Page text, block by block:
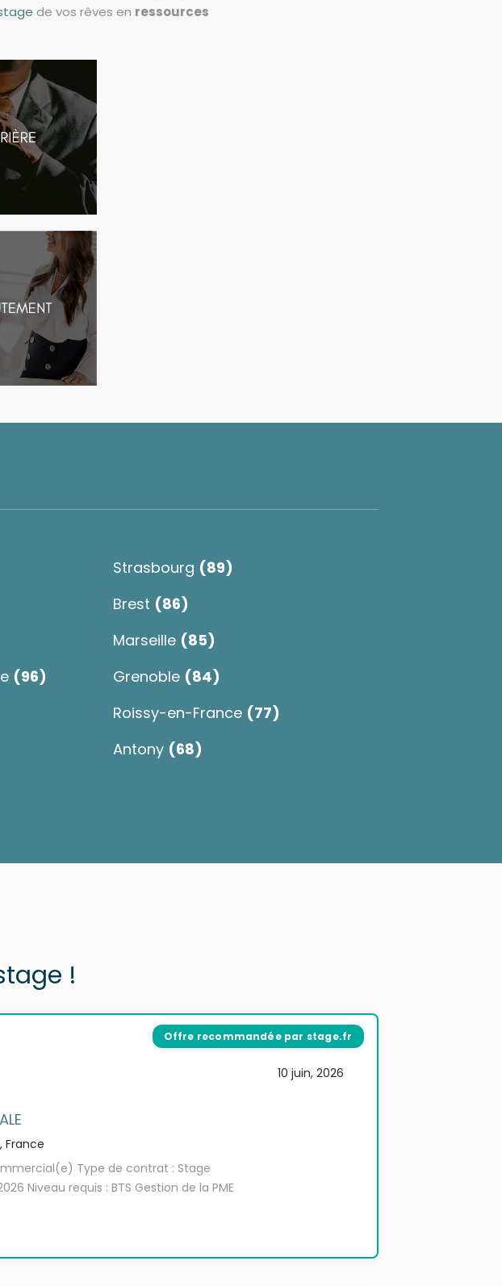
de vos rêves en ressources
(96)
Strasbourg (89)
Brest (86)
Marseille (85)
Grenoble (84)
Roissy-en-France (77)
Antony (68)
!
10 juin, 2026
France
Type de contrat : Stage
Niveau requis : BTS Gestion de la PME
BTS Commerce ou équivalent.
commercial, le/la stagiaire
de l'entreprise : Gestion administrative